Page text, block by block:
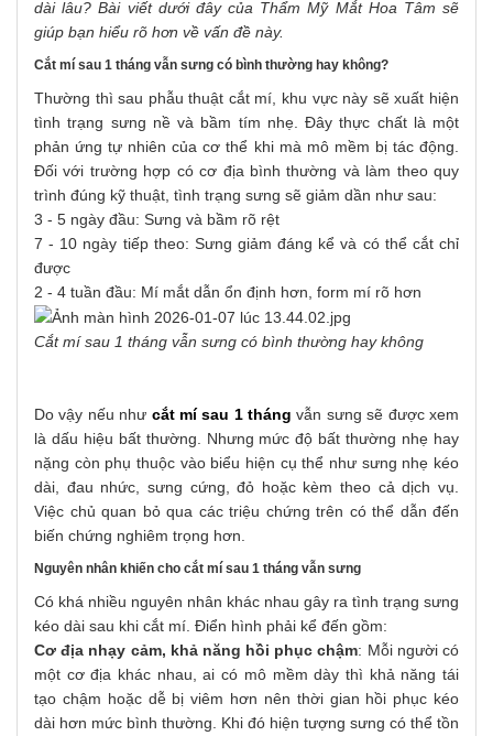
dài lâu? Bài viết dưới đây của Thẩm Mỹ Mắt Hoa Tâm sẽ
giúp bạn hiểu rõ hơn về vấn đề này.
Cắt mí sau 1 tháng vẫn sưng có bình thường hay không?
Thường thì sau phẫu thuật cắt mí, khu vực này sẽ xuất hiện
tình trạng sưng nề và bầm tím nhẹ. Đây thực chất là một
phản ứng tự nhiên của cơ thể khi mà mô mềm bị tác động.
Đối với trường hợp có cơ địa bình thường và làm theo quy
trình đúng kỹ thuật, tình trạng sưng sẽ giảm dần như sau:
3 - 5 ngày đầu: Sưng và bầm rõ rệt
7 - 10 ngày tiếp theo: Sưng giảm đáng kể và có thể cắt chỉ
được
2 - 4 tuần đầu: Mí mắt dẫn ổn định hơn, form mí rõ hơn
Cắt mí sau 1 tháng vẫn sưng có bình thường hay không
Do vậy nếu như cắt mí sau 1 tháng vẫn sưng sẽ được xem
là dấu hiệu bất thường. Nhưng mức độ bất thường nhẹ hay
nặng còn phụ thuộc vào biểu hiện cụ thể như sưng nhẹ kéo
dài, đau nhức, sưng cứng, đỏ hoặc kèm theo cả dịch vụ.
Việc chủ quan bỏ qua các triệu chứng trên có thể dẫn đến
biến chứng nghiêm trọng hơn.
Nguyên nhân khiến cho cắt mí sau 1 tháng vẫn sưng
Có khá nhiều nguyên nhân khác nhau gây ra tình trạng sưng
kéo dài sau khi cắt mí. Điển hình phải kể đến gồm:
Cơ địa nhạy cảm, khả năng hồi phục chậm: Mỗi người có
một cơ địa khác nhau, ai có mô mềm dày thì khả năng tái
tạo chậm hoặc dễ bị viêm hơn nên thời gian hồi phục kéo
dài hơn mức bình thường. Khi đó hiện tượng sưng có thể tồn